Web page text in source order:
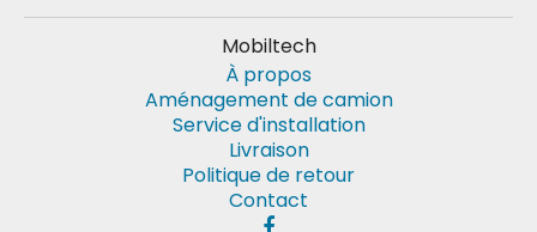
Mobiltech
À propos
Aménagement de camion
Service d'installation
Livraison
Politique de retour
Contact